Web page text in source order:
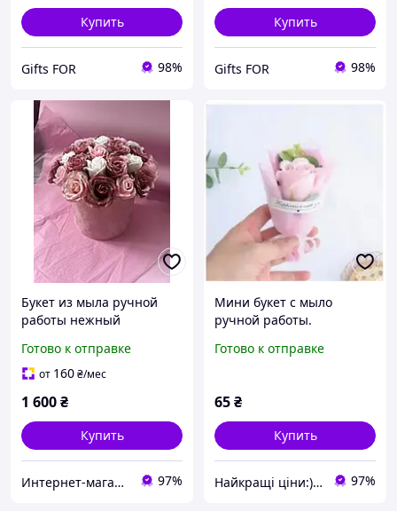
Купить
Gifts FOR 98%
Купить
Gifts FOR 98%
Букет из мыла ручной
работы нежный
увядающий
Готово к отправке
от 160₴/мес
1 600₴
Купить
Интернет-магазин "Happy-land" 97%
Мини букет с мыло
ручной работы.
Сувенир на подарок.
Готово к отправке
65₴
Купить
Найкращі ціни:) Lightssshop 97%